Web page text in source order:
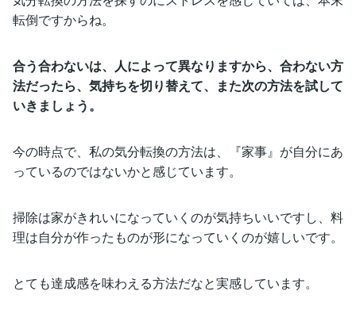
転倒ですからね。
合う合わないは、人によって異なりますから、合わない方
法だったら、気持ちを切り替えて、また次の方法を試して
いきましょう。
今の時点で、私の気分転換の方法は、『家事』が自分にあ
っているのではないかと感じています。
掃除は家がきれいになっていくのが気持ちいいですし、料
理は自分が作ったものが形になっていくのが嬉しいです。
とても達成感を味わえる方法だなと実感しています。